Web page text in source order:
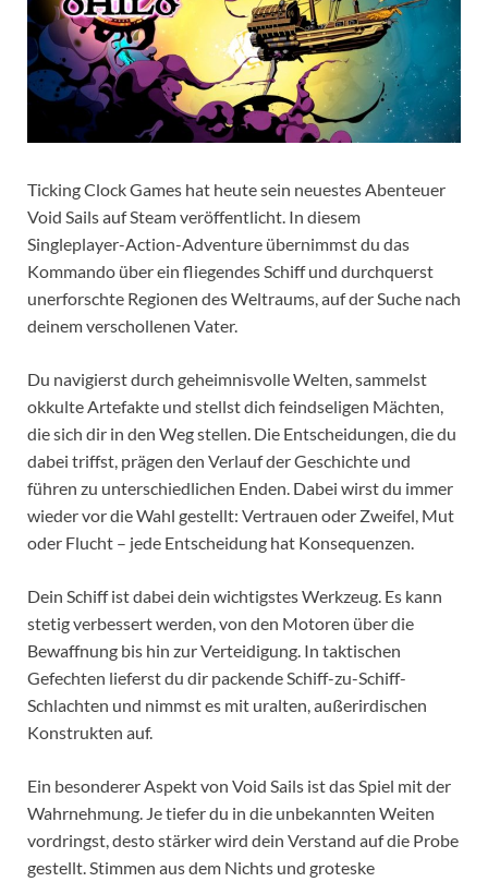
Ticking Clock Games hat heute sein neuestes Abenteuer
Void Sails auf Steam veröffentlicht. In diesem
Singleplayer-Action-Adventure übernimmst du das
Kommando über ein fliegendes Schiff und durchquerst
unerforschte Regionen des Weltraums, auf der Suche nach
deinem verschollenen Vater.
Du navigierst durch geheimnisvolle Welten, sammelst
okkulte Artefakte und stellst dich feindseligen Mächten,
die sich dir in den Weg stellen. Die Entscheidungen, die du
dabei triffst, prägen den Verlauf der Geschichte und
führen zu unterschiedlichen Enden. Dabei wirst du immer
wieder vor die Wahl gestellt: Vertrauen oder Zweifel, Mut
oder Flucht – jede Entscheidung hat Konsequenzen.
Dein Schiff ist dabei dein wichtigstes Werkzeug. Es kann
stetig verbessert werden, von den Motoren über die
Bewaffnung bis hin zur Verteidigung. In taktischen
Gefechten lieferst du dir packende Schiff-zu-Schiff-
Schlachten und nimmst es mit uralten, außerirdischen
Konstrukten auf.
Ein besonderer Aspekt von Void Sails ist das Spiel mit der
Wahrnehmung. Je tiefer du in die unbekannten Weiten
vordringst, desto stärker wird dein Verstand auf die Probe
gestellt. Stimmen aus dem Nichts und groteske